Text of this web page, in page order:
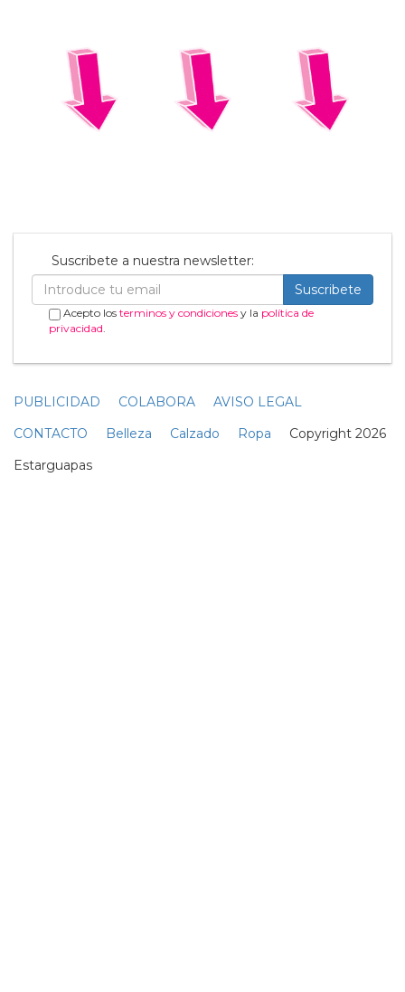
Suscribete a nuestra newsletter:
Suscribete
Acepto los terminos y condicionesy la política de
privacidad
PUBLICIDAD COLABORA
AVISO LEGAL
CONTACTO
Belleza Calzado Ropa Copyright 2026
Estarguapas